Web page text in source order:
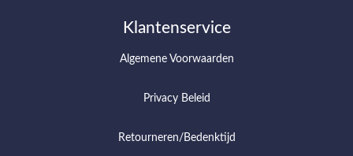
Klantenservice
Algemene Voorwaarden
Privacy Beleid
Retourneren/Bedenktijd